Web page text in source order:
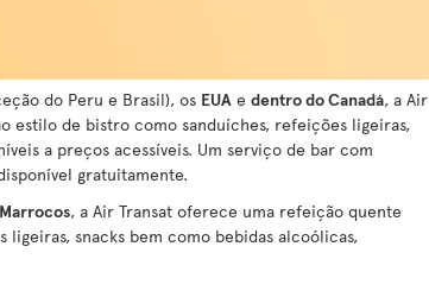
do Peru e Brasil), os EUA e dentro do Canadá, a Air
estilo de bistro como sanduíches, refeições ligeiras,
a preços acessíveis. Um serviço de bar com
gratuitamente.
Marrocos, a Air Transat oferece uma refeição quente
snacks bem como bebidas alcoólicas,